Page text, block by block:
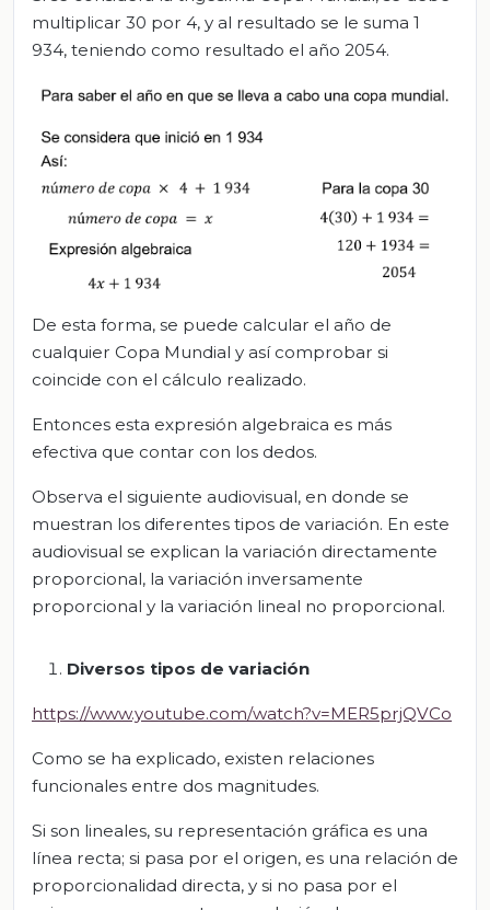
multiplicar 30 por 4, y al resultado se le suma 1
934, teniendo como resultado el año 2054.
De esta forma, se puede calcular el año de
cualquier Copa Mundial y así comprobar si
coincide con el cálculo realizado.
Entonces esta expresión algebraica es más
efectiva que contar con los dedos.
Observa el siguiente audiovisual, en donde se
muestran los diferentes tipos de variación. En este
audiovisual se explican la variación directamente
proporcional, la variación inversamente
proporcional y la variación lineal no proporcional.
Diversos tipos de variación
https://www.youtube.com/watch?v=MER5prjQVCo
Como se ha explicado, existen relaciones
funcionales entre dos magnitudes.
Si son lineales, su representación gráfica es una
línea recta; si pasa por el origen, es una relación de
proporcionalidad directa, y si no pasa por el